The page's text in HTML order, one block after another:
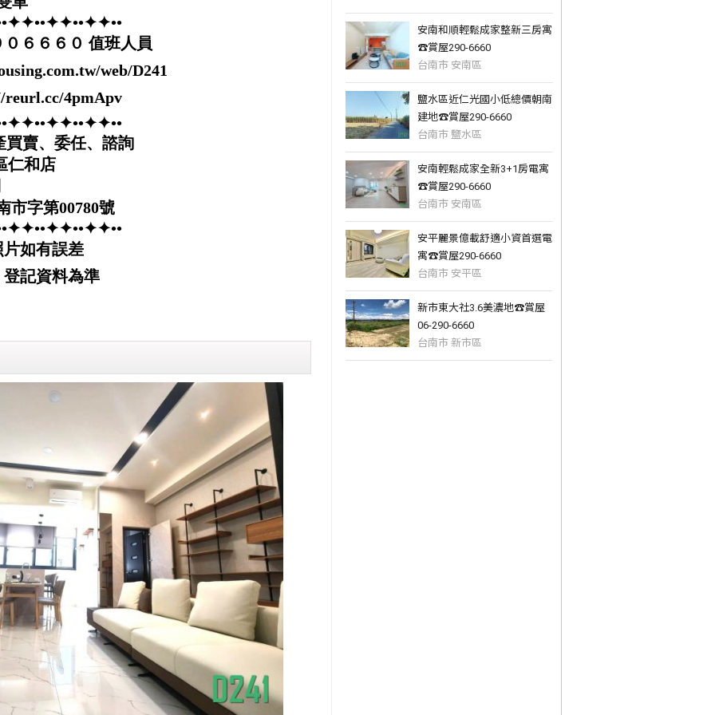
安南和順輕鬆成家整新三房寓
☎️賞屋290-6660
台南市 安南區
鹽水區近仁光國小低總價朝南
建地☎️賞屋290-6660
台南市 鹽水區
安南輕鬆成家全新3+1房電寓
☎️賞屋290-6660
台南市 安南區
安平麗景億載舒適小資首選電
寓☎️賞屋290-6660
台南市 安平區
新市東大社3.6美濃地☎️賞屋
06-290-6660
台南市 新市區